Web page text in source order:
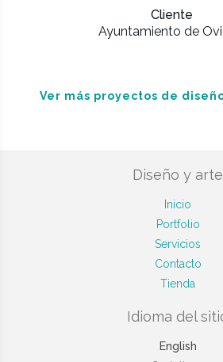
Cliente
Ayuntamiento de
Ver más proyectos de
Diseño y arte
Inicio
Portfolio
Servicios
Contacto
Tienda
Idioma del
English